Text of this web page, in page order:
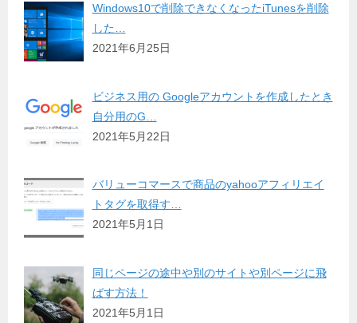
Windows10で削除できなくなったiTunesを削除
した…
2021年6月25日
ビジネス用の Googleアカウントを作成したとき
自分用のG…
2021年5月22日
バリューコマースで商品のyahooアフィリエイ
トタグを取得す…
2021年5月1日
同じページの途中や別のサイトや別ページに飛
ばす方法！
2021年5月1日